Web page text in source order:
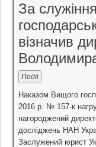
За
візначив
Події
Наказом Вищого
2016 р. № 157-к
нагороджений
досліджень НАН
Заслужений юрист